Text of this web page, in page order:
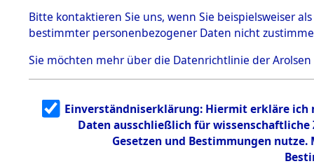
5.3.1 Alliierte
Erhebungen
zu
Todesmärsch
en
5.3.2
g
5.3.3
Todesmärsch
Bitte kontaktieren Sie uns, wenn Sie beispielsweiser
bestimmter personenbezogener Daten nicht
Sie möchten mehr über die Datenrichtlinie der Arolsen
Einverständniserklärung: Hiermit erkläre ich
Daten ausschließlich für
Gesetzen und Bestimmungen